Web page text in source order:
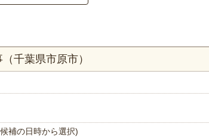
千葉県市原市）
補の日時から選択)